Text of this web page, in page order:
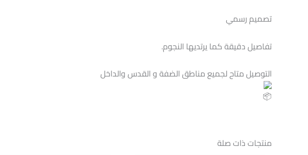
تصميم رسمي
تفاصيل دقيقة كما يرتديها النجوم.
التوصيل متاح لجميع مناطق الضفة و القدس والداخل
منتجات ذات صلة